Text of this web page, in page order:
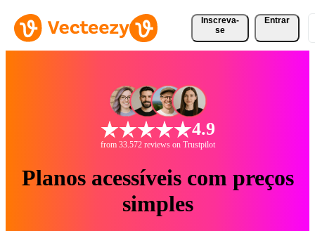
Inscreva-
se
Entrar
4.9
from 33.572 reviews on Trustpilot
Planos acessíveis com preços
simples